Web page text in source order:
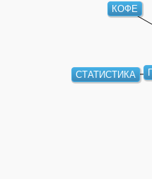
КОФЕ
СТАТИСТИКА